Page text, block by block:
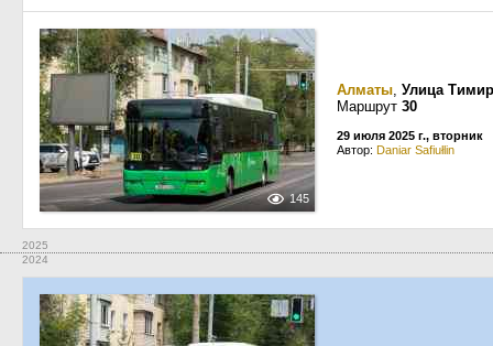
145
Алматы, Улица
Маршрут 30
29 июля 2025 г., вторник
Автор: Daniar Safiułlin
2025
2024